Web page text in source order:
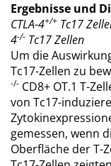
Ergebnisse und
CTLA-4+/+ Tc17
4-/- Tc17 Zellen
Um die
Tc17-Zellen zu
-/- CD8+ OT.1 T-
von Tc17-
gemessen, wenn
Oberfläche der T-